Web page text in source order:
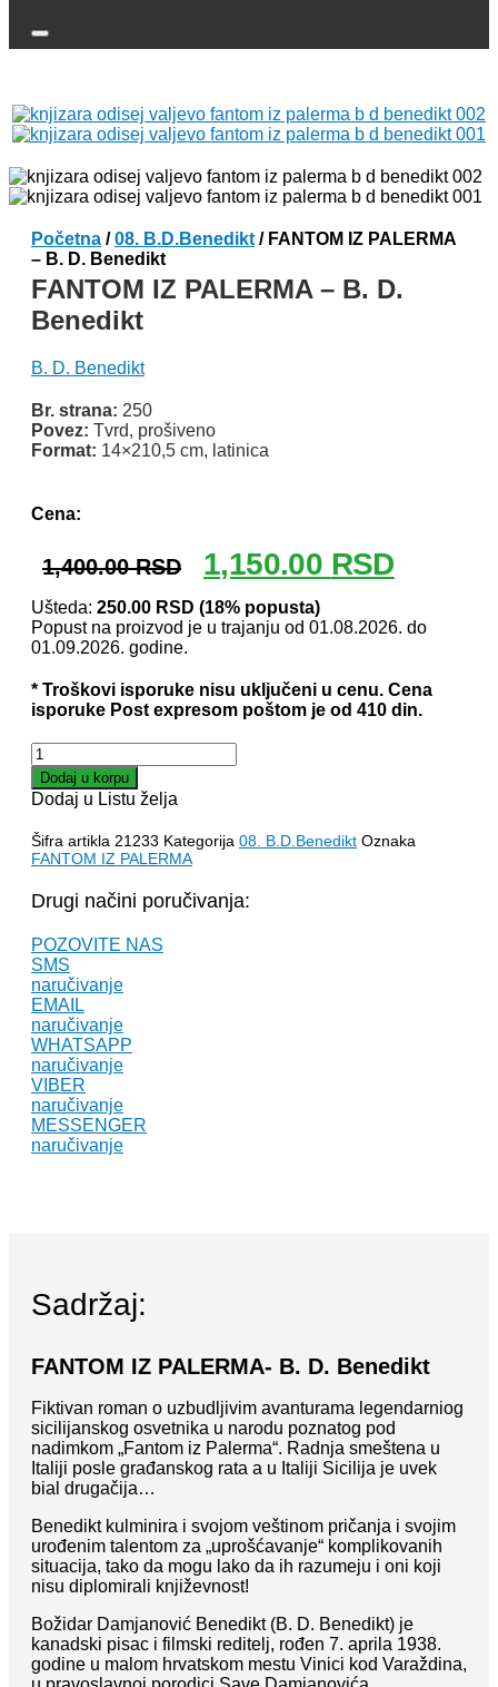
Početna /08. B.D.Benedikt / FANTOM IZ PALERMA
– B. D. Benedikt
FANTOM IZ PALERMA – B. D.
Benedikt
B. D. Benedikt
Br. strana: 250
Povez: Tvrd, prošiveno
Format: 14×210,5 cm, latinica
Cena:
1,400.00RSD
Originalna
cena
je
bila:
1,150.00 RSDTrenutna
cena
1,150.00
Ušteda: 250.00 RSD (18% popusta)
Popust na proizvod je u trajanju od 01.08.2026. do
01.09.2026. godine.
* Troškovi isporuke nisu uključeni u cenu. Cena
isporuke Post expresom poštom je od 410 din.
FANTOM
IZ
PALERMA
-
B.
D.
Benedikt
količina
Dodaj u korpu
Dodaj u Listu želja
Šifra artikla 21233 Kategorija 08. B.D.Benedikt Oznaka
FANTOM IZ PALERMA
Drugi načini poručivanja:
POZOVITE NAS
SMS
naručivanje
EMAIL
naručivanje
WHATSAPP
naručivanje
VIBER
naručivanje
MESSENGER
naručivanje
Sadržaj:
FANTOM IZ PALERMA- B. D. Benedikt
Fiktivan roman o uzbudljivim avanturama legendarniog
sicilijanskog osvetnika u narodu poznatog pod
nadimkom „Fantom iz Palerma“. Radnja smeštena u
Italiji posle građanskog rata a u Italiji Sicilija je uvek
bial drugačija…
Benedikt kulminira i svojom veštinom pričanja i svojim
urođenim talentom za „uprošćavanje“ komplikovanih
situacija, tako da mogu lako da ih razumeju i oni koji
nisu diplomirali književnost!
Božidar Damjanović Benedikt (B. D. Benedikt) je
kanadski pisac i filmski reditelj, rođen 7. aprila 1938.
godine u malom hrvatskom mestu Vinici kod Varaždina,